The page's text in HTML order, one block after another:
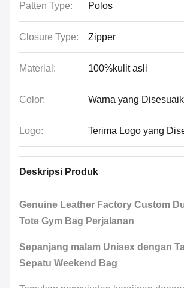
Patten Type: Polos
Closure Type: Zipper
Material: 100%kulit asli
Color: Warna yang
Logo: Terima Logo yang
Deskripsi Produk
Genuine Leather Factory Custom
Tote Gym Bag Perjalanan
Sepanjang malam Unisex dengan
Sepatu Weekend Bag